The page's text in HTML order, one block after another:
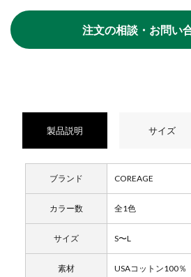
注文の相談・お問い
製品説明 サイズ
ブランド COREAGE
カラー数 全1色
サイズ S〜L
素材 USAコットン100